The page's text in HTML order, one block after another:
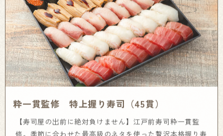
粋一貫監修 特上握り寿司（45貫）
【寿司屋の出前に絶対負けません】江戸前寿司粋一貫監
修。季節に合わせた最高級のネタを使った贅沢本格握り寿